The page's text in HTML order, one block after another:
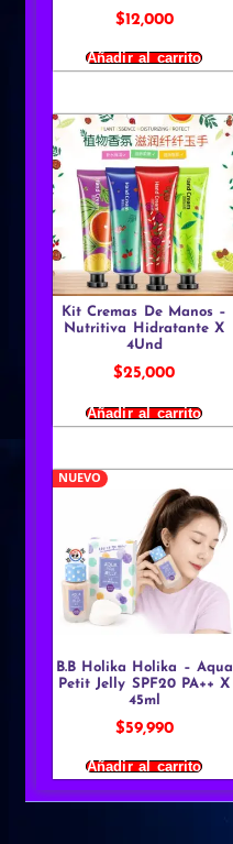
$12,000
Añadir al carrito
Kit Cremas De Manos –
Nutritiva Hidratante X
4Und
$25,000
Añadir al carrito
NUEVO
B.B Holika Holika – Aqua
Petit Jelly SPF20 PA++ X
45ml
$59,990
Añadir al carrito